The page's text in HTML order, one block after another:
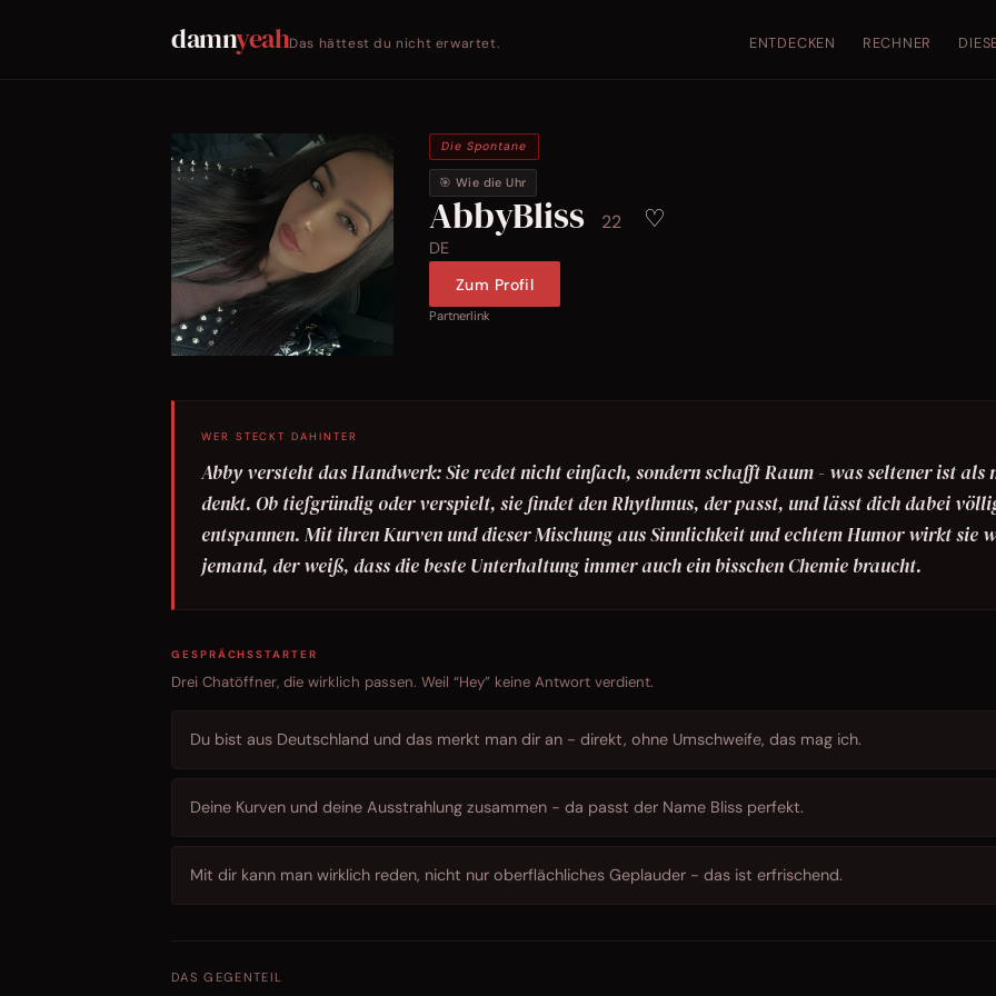
damnyeahDas hättest du nicht erwartet. ENTDECKEN RECHNER
Die Spontane
🎯 Wie die Uhr
AbbyBliss 22 ♡
DE
Zum Profil
Partnerlink
WER STECKT DAHINTER
Abby versteht das Handwerk: Sie redet nicht einfach, sondern schafft Raum - was seltener ist als
denkt. Ob tiefgründig oder verspielt, sie findet den Rhythmus, der passt, und lässt dich dabei
entspannen. Mit ihren Kurven und dieser Mischung aus Sinnlichkeit und echtem Humor wirkt sie
jemand, der weiß, dass die beste Unterhaltung immer auch ein bisschen Chemie braucht.
GESPRÄCHSSTARTER
Drei Chatöffner, die wirklich passen. Weil “Hey” keine Antwort verdient.
Du bist aus Deutschland und das merkt man dir an - direkt, ohne Umschweife, das mag ich.
Deine Kurven und deine Ausstrahlung zusammen - da passt der Name Bliss perfekt.
Mit dir kann man wirklich reden, nicht nur oberflächliches Geplauder - das ist erfrischend.
DAS GEGENTEIL